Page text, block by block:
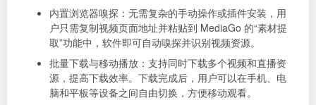
内置浏览器嗅探：无需复杂的手动操作或插件安装，用
户只需复制视频页面地址并粘贴到 MediaGo 的“素材提
取”功能中，软件即可自动嗅探并识别视频资源。
批量下载与移动播放：支持同时下载多个视频和直播资
源，提高下载效率。下载完成后，用户可以在手机、电
脑和平板等设备之间自由切换，方便移动观看。